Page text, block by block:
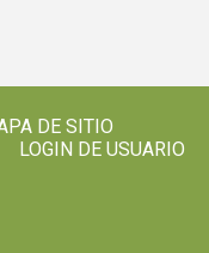
DE SITIO
LOGIN DE USUARIO